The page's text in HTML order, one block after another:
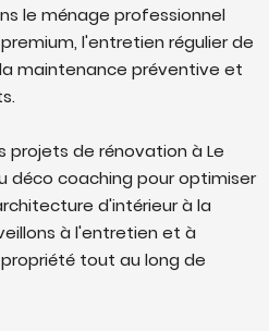
le ménage professionnel
l'entretien régulier de
maintenance préventive et
projets de rénovation à Le
déco coaching pour optimiser
d'intérieur à la
à l'entretien et à
tout au long de